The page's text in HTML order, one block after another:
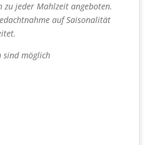
zu jeder Mahlzeit angeboten.
auf Saisonalität
sind möglich